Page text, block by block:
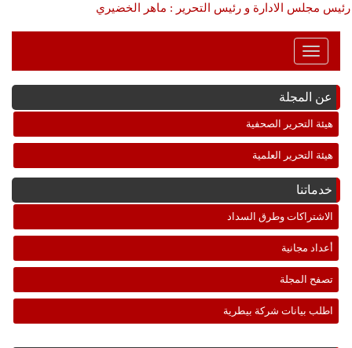
رئيس مجلس الادارة و رئيس التحرير : ماهر الخضيري
Toggle
Navigation
عن المجلة
هيئة التحرير الصحفية
هيئة التحرير العلمية
خدماتنا
الاشتراكات وطرق السداد
أعداد مجانية
تصفح المجلة
اطلب بيانات شركة بيطرية